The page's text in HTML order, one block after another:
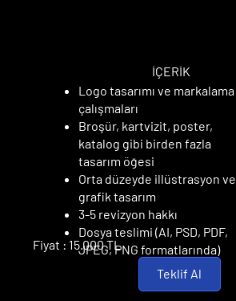
Logo tasarımı ve markalama
çalışmaları
Broşür, kartvizit, poster,
katalog gibi birden fazla
tasarım öğesi
Orta düzeyde illüstrasyon ve
grafik tasarım
3-5 revizyon hakkı
Dosya teslimi (AI, PSD, PDF,
JPEG, PNG formatlarında)
İÇERİK
Fiyat : 15.000 TL
Teklif Al